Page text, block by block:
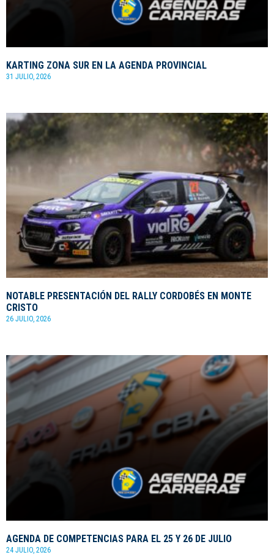
KARTING ZONA SUR EN LA AGENDA PROVINCIAL
31 JULIO, 2026
NOTABLE PRESENTACIÓN DEL RALLY CORDOBÉS EN MONTE
CRISTO
26 JULIO, 2026
AGENDA DE COMPETENCIAS PARA EL 25 Y 26 DE JULIO
24 JULIO, 2026